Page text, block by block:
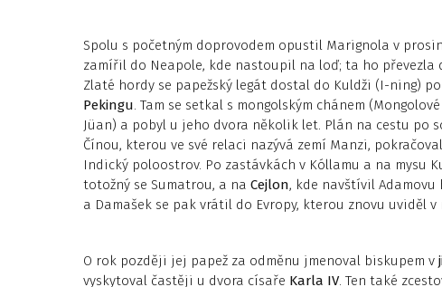
Spolu s početným doprovodem opustil Marignola v
zamířil do Neapole, kde nastoupil na loď; ta ho převezla
Zlaté hordy se papežský legát dostal do Kuldži (I-ning)
Pekingu. Tam se setkal s mongolským chánem
Jüan) a pobyl u jeho dvora několik let. Plán na cestu po
Čínou, kterou ve své relaci nazývá zemí Manzi,
Indický poloostrov. Po zastávkách v Kóllamu a na mysu
totožný se Sumatrou, a na Cejlon, kde navštívil Adamovu
a Damašek se pak vrátil do Evropy, kterou znovu uviděl v
O rok později jej papež za odměnu jmenoval biskupem v
vyskytoval častěji u dvora císaře Karla IV. Ten také